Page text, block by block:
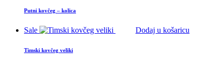
je:
Putni kovčeg – kolica
Sale Dodaj u košaricu
Timski kovčeg veliki